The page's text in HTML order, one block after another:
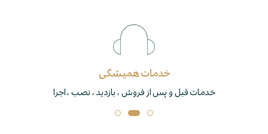
خدمات همیشگی
خدمات قبل و پس از فروش ، بازدید ، نصب ، اجرا